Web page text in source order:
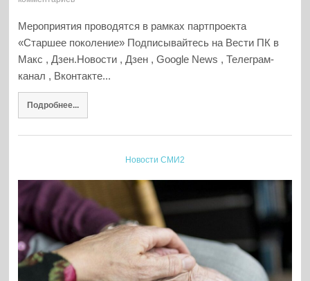
Мероприятия проводятся в рамках партпроекта
«Старшее поколение» Подписывайтесь на Вести ПК в
Макс , Дзен.Новости , Дзен , Google News , Телеграм-
канал , Вконтакте...
Подробнее...
Новости СМИ2